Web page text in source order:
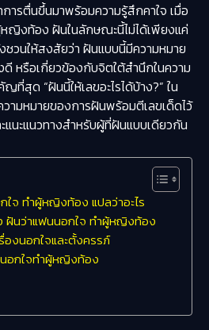
การตื่นขึ้นมาพร้อมความรู้สึกคาใจ เมื่อ
ญิงท้อง ฝันในลักษณะนี้ไม่ได้เพียงแค่
ชวนให้สงสัยว่า ฝันแบบนี้มีความหมาย
ดี หรือเกี่ยวข้องกับจิตใต้สำนึกในความ
สุด “ฝันนี้ให้เลขอะไรได้บ้าง?” ใน
วามหมายของการฝันพร้อมตีเลขเด็ดไว้
แนะแนวทางสำหรับผู้ที่ฝันแบบเดียวกัน
จ ทําผู้หญิงท้อง แปลว่าอะไร
ฝันว่าแฟนนอกใจ ทําผู้หญิงท้อง
องนอกใจและตั้งครรภ์
อกใจทำผู้หญิงท้อง